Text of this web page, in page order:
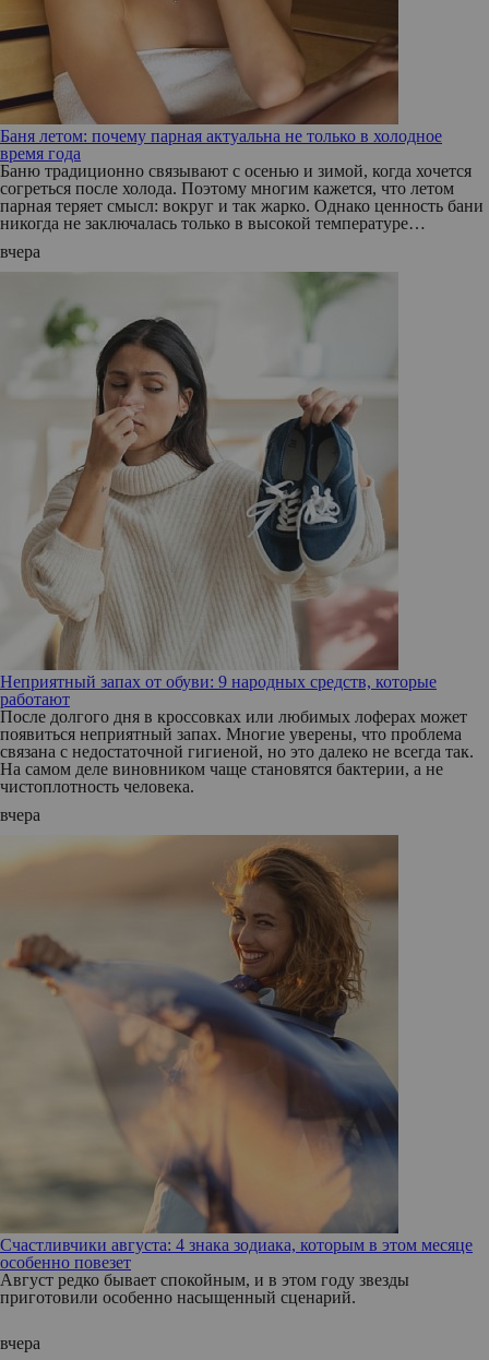
Баня летом: почему парная актуальна не только в холодное
время года
Баню традиционно связывают с осенью и зимой, когда хочется
согреться после холода. Поэтому многим кажется, что летом
парная теряет смысл: вокруг и так жарко. Однако ценность бани
никогда не заключалась только в высокой температуре…
вчера
Неприятный запах от обуви: 9 народных средств, которые
работают
После долгого дня в кроссовках или любимых лоферах может
появиться неприятный запах. Многие уверены, что проблема
связана с недостаточной гигиеной, но это далеко не всегда так.
На самом деле виновником чаще становятся бактерии, а не
чистоплотность человека.
вчера
Счастливчики августа: 4 знака зодиака, которым в этом месяце
особенно повезет
Август редко бывает спокойным, и в этом году звезды
приготовили особенно насыщенный сценарий.
вчера